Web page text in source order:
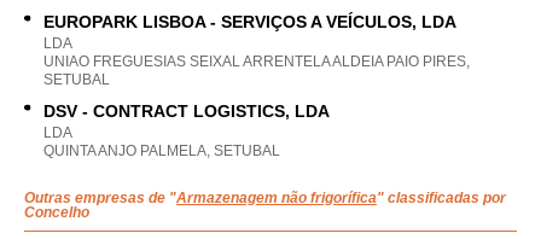
EUROPARK LISBOA - SERVIÇOS A VEÍCULOS, LDA
LDA
UNIAO FREGUESIAS SEIXAL ARRENTELA ALDEIA PAIO PIRES,
SETUBAL
DSV - CONTRACT LOGISTICS, LDA
LDA
QUINTA ANJO PALMELA, SETUBAL
Outras empresas de "Armazenagem não frigorífica" classificadas por
Concelho